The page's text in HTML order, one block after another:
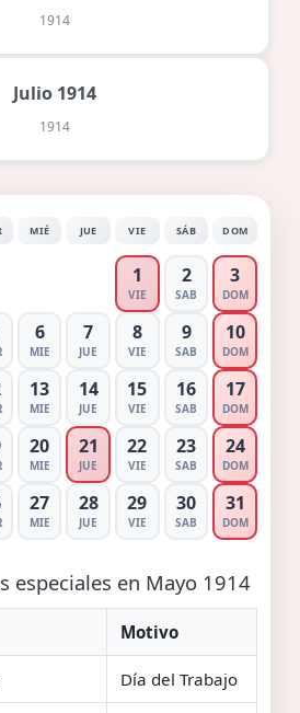
1914
Julio 1914
1914
MIÉ JUE VIE SÁB DOM
1
VIE
2
SAB
3
DOM
6
MIE
7
JUE
8
VIE
9
SAB
10
DOM
13
MIE
14
JUE
15
VIE
16
SAB
17
DOM
20
MIE
21
JUE
22
VIE
23
SAB
24
DOM
27
MIE
28
JUE
29
VIE
30
SAB
31
DOM
especiales en Mayo 1914
Motivo
Día del Trabajo